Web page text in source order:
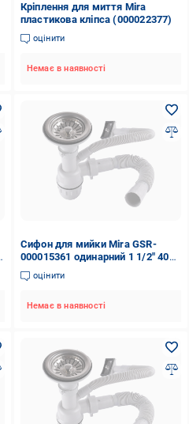
Кріплення для миття Mira
пластикова кліпса (000022377)
оцінити
Немає в наявності
Сифон для мийки Mira GSR-
000015361 одинарний 1 1/2" 40
мм
оцінити
Немає в наявності